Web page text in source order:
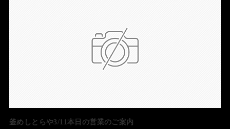
釜めしとらや3/11本日の営業のご案内